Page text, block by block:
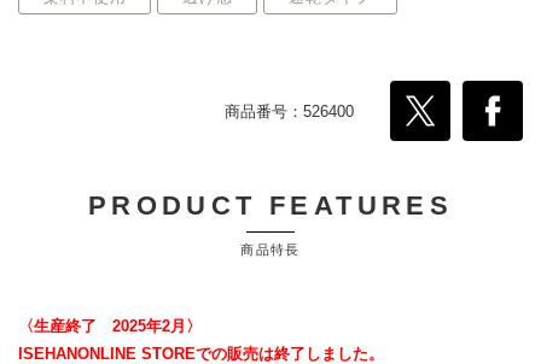
商品番号：526400
PRODUCT FEATURES
商品特長
〈生産終了 2025年2月〉
ISEHANONLINE STOREでの販売は終了しました。